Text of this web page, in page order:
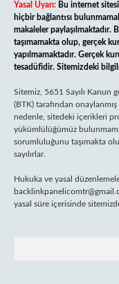
Yasal Uyarı: Bu internet
hiçbir bağlantısı
makaleler paylaşılmaktadır.
taşımamakta olup, gerçek
yapılmamaktadır. Gerçek
tesadüfidir. Sitemizdeki
Sitemiz, 5651 Sayılı Kanun
(BTK) tarafından
nedenle, sitedeki içerikleri
yükümlülüğümüz
sorumluluğunu taşımakta
sayılırlar.
Hukuka ve yasal
yasal süre içerisinde